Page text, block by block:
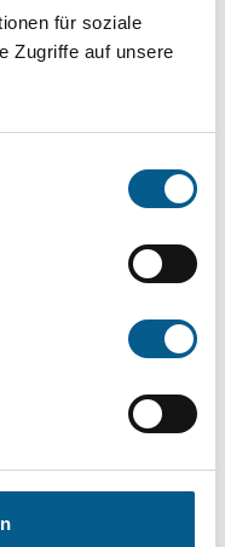
für soziale
Zugriffe auf unsere
Bei der
Suchen